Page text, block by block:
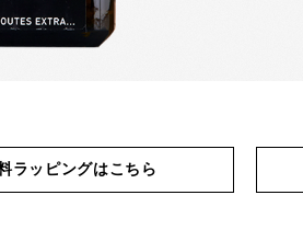
ラッピングはこちら